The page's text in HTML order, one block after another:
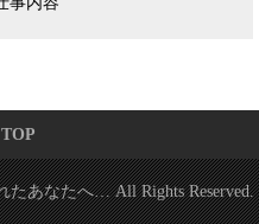
たあなたへ… All Rights Reserved.